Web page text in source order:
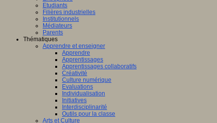
Etudiants
Filières industrielles
Institutionnels
Médiateurs
Parents
Thématiques
Apprendre et enseigner
Apprendre
Apprentissages
Apprentissages collaboratifs
Créativité
Culture numérique
Evaluations
Individualisation
Initiatives
Interdisciplinarité
Outils pour la classe
Arts et Culture